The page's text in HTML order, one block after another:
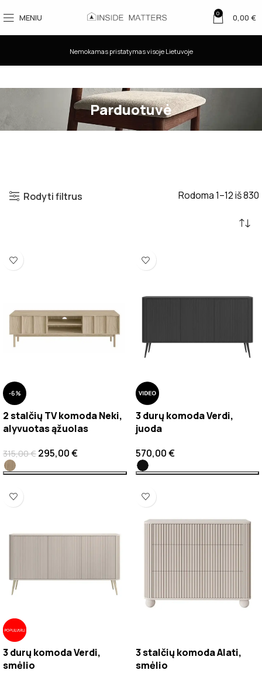
MENIU 0 0,00 €
Nemokamas pristatymas visoje Lietuvoje
Parduotuvė
Rodyti filtrus Rodoma 1–12 iš 830
-6%
2 stalčių TV komoda Neki,
alyvuotas ąžuolas
315,00€ 295,00€
3 durų komoda Verdi,
juoda
570,00€
3 durų komoda Verdi,
smėlio
3 stalčių komoda Alati,
smėlio